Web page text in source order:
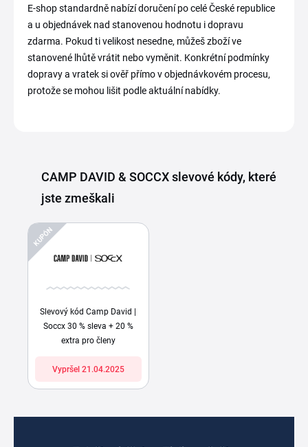
E-shop standardně nabízí doručení po celé České republice
a u objednávek nad stanovenou hodnotu i dopravu
zdarma. Pokud ti velikost nesedne, můžeš zboží ve
stanovené lhůtě vrátit nebo vyměnit. Konkrétní podmínky
dopravy a vratek si ověř přímo v objednávkovém procesu,
protože se mohou lišit podle aktuální nabídky.
CAMP DAVID & SOCCX slevové kódy, které
jste zmeškali
KUPÓN
Slevový kód Camp David |
Soccx 30 % sleva + 20 %
extra pro členy
Vypršel 21.04.2025